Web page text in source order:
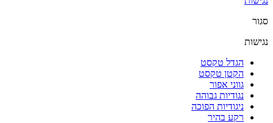
סגור
נגישות
הגדל טקסט
הקטן טקסט
גווני אפור
נגודיות גבוהה
ניגודיות הפוכה
רקע בהיר